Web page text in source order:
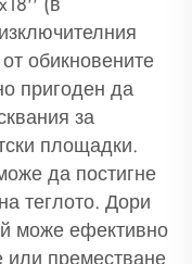
обикновените
пригоден да
за
площадки.
да постигне
теглото. Дори
може ефективно